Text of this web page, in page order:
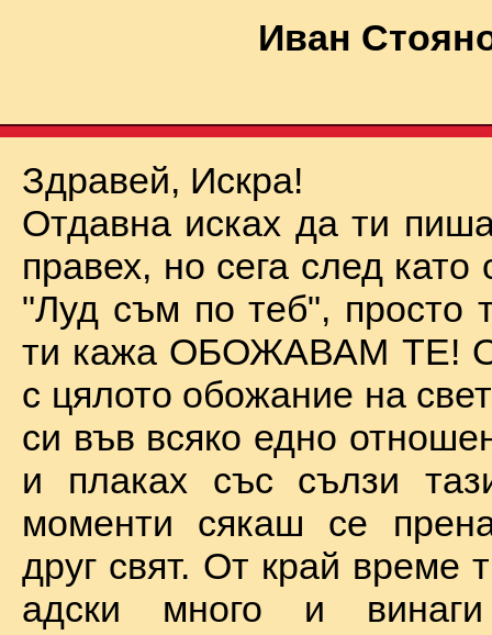
Иван
Здравей, Искра!
Отдавна исках да ти
правех, но сега след като
"Луд съм по теб", просто
ти кажа ОБОЖАВАМ ТЕ!
с цялото обожание на
си във всяко едно
и плаках със сълзи
моменти сякаш се
друг свят. От край време
адски много и